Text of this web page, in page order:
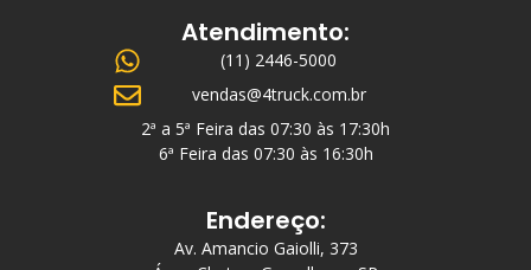
Atendimento:
(11) 2446-5000
vendas@4truck.com.br
2ª a 5ª Feira das 07:30 às 17:30h
6ª Feira das 07:30 às 16:30h
Endereço:
Av. Amancio Gaiolli, 373